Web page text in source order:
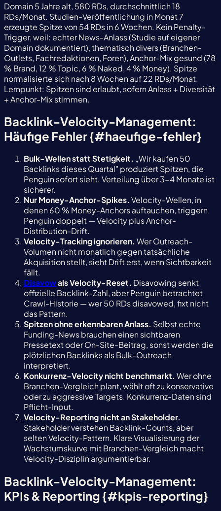
Domain 5 Jahre alt, 580 RDs, durchschnittlich 18
RDs/Monat. Studien-Veröffentlichung in Monat 7
erzeugte Spitze von 54 RDs in 6 Wochen. Kein Penalty-
Trigger, weil: echter News-Anlass (Studie auf eigener
Domain dokumentiert), thematisch divers (Branchen-
Outlets, Fachredaktionen, Foren), Anchor-Mix gesund (78
% Brand, 12 % Topic, 6 % Naked, 4 % Money). Spitze
normalisierte sich nach 8 Wochen auf 22 RDs/Monat.
Lernpunkt: Spitzen sind erlaubt, sofern Anlass + Diversität
+ Anchor-Mix stimmen.
Backlink-Velocity-Management:
Häufige Fehler {#haeufige-fehler}
Bulk-Wellen statt Stetigkeit. „Wir kaufen 50
Backlinks dieses Quartal" produziert Spitzen, die
Penguin sofort sieht. Verteilung über 3-4 Monate ist
sicherer.
Nur Money-Anchor-Spikes. Velocity-Wellen, in
denen 60 % Money-Anchors auftauchen, triggern
Penguin doppelt — Velocity plus Anchor-
Distribution-Drift.
Velocity-Tracking ignorieren. Wer Outreach-
Volumen nicht monatlich gegen tatsächliche
Akquisition stellt, sieht Drift erst, wenn Sichtbarkeit
fällt.
Disavowals Velocity-Reset. Disavowing senkt
offizielle Backlink-Zahl, aber Penguin betrachtet
Crawl-Historie — wer 50 RDs disavowed, fixt nicht
das Pattern.
Spitzen ohne erkennbaren Anlass. Selbst echte
Funding-News brauchen einen sichtbaren
Pressetext oder On-Site-Beitrag, sonst werden die
plötzlichen Backlinks als Bulk-Outreach
interpretiert.
Konkurrenz-Velocity nicht benchmarkt. Wer ohne
Branchen-Vergleich plant, wählt oft zu konservative
oder zu aggressive Targets. Konkurrenz-Daten sind
Pflicht-Input.
Velocity-Reporting nicht an Stakeholder.
Stakeholder verstehen Backlink-Counts, aber
selten Velocity-Pattern. Klare Visualisierung der
Wachstumskurve mit Branchen-Vergleich macht
Velocity-Disziplin argumentierbar.
Backlink-Velocity-Management:
KPIs & Reporting {#kpis-reporting}